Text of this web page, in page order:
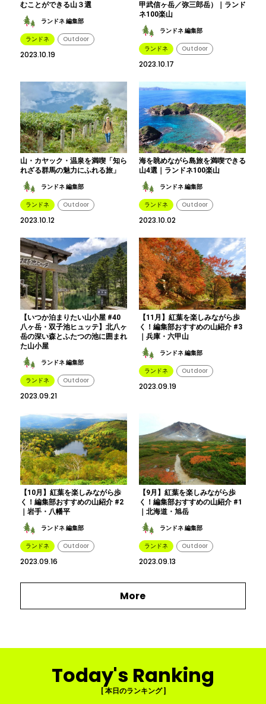
むことができる山３選
ランドネ 編集部
ランドネ Outdoor
2023.10.19
甲武信ヶ岳／弥三郎岳）｜ランド
ネ100楽山
ランドネ 編集部
ランドネ Outdoor
2023.10.17
山・カヤック・温泉を満喫「知ら
れざる群馬の魅力にふれる旅」
ランドネ 編集部
ランドネ Outdoor
2023.10.12
海を眺めながら島旅を満喫できる
山4選｜ランドネ100楽山
ランドネ 編集部
ランドネ Outdoor
2023.10.02
【いつか泊まりたい山小屋 #40
八ヶ岳・双子池ヒュッテ】北八ヶ
岳の深い森とふたつの池に囲まれ
た山小屋
ランドネ 編集部
ランドネ Outdoor
2023.09.21
【11月】紅葉を楽しみながら歩
く！編集部おすすめの山紹介 #3
｜兵庫・六甲山
ランドネ 編集部
ランドネ Outdoor
2023.09.19
【10月】紅葉を楽しみながら歩
く！編集部おすすめの山紹介 #2
｜岩手・八幡平
ランドネ 編集部
ランドネ Outdoor
2023.09.16
【9月】紅葉を楽しみながら歩
く！編集部おすすめの山紹介 #1
｜北海道・旭岳
ランドネ 編集部
ランドネ Outdoor
2023.09.13
More
Today's Ranking
[ 本日のランキング ]